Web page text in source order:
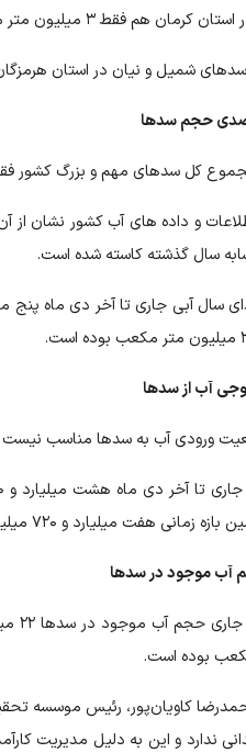
آب دارد که نسبت به مدت مشابه سال گذشته ۱۸ درصد کاهش یافته است.
سدهای شمیل و نیان در استان
و بزرگ کشور فقط ۴۳ درصد پرشدگی دارند و ۵۷ درصد حجم سدها خالی
سال گذشته کاسته شده است.
ورودی آب به سدها مناسب
و ۷۲۰ میلیون متر مکعب آب از سدها برای مصارف خارج شده بود.
کاویان‌پور، رئیس موسسه
ندارد و این به دلیل مدیریت